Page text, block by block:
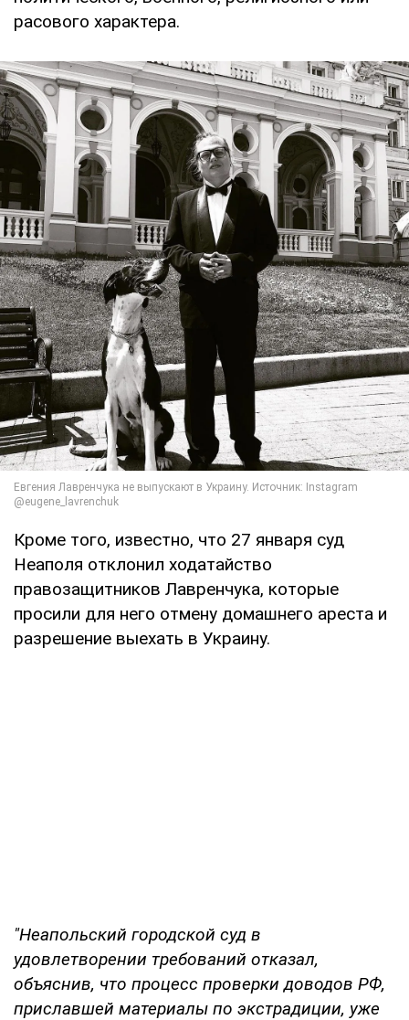
расового характера.
Кроме того, известно, что 27 января суд
Неаполя отклонил ходатайство
правозащитников Лавренчука, которые
просили для него отмену домашнего ареста и
разрешение выехать в Украину.
"Неапольский городской суд в
удовлетворении требований отказал,
объяснив, что процесс проверки доводов РФ,
приславшей материалы по экстрадиции, уже